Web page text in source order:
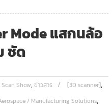
Mode แสกนล้อ
ชัด
Scan Show,ข่าวสาร [3D scanner],
/ Manufacturing Solutions,